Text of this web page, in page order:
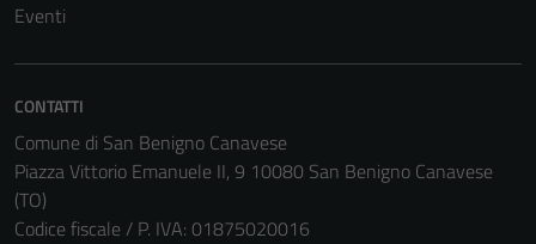
Eventi
CONTATTI
Comune di San Benigno Canavese
Piazza Vittorio Emanuele II, 9 10080 San Benigno Canavese
(TO)
Codice fiscale / P. IVA: 01875020016